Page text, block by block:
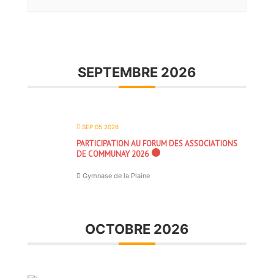
SEPTEMBRE 2026
SEP 05 2026
PARTICIPATION AU FORUM DES ASSOCIATIONS
DE COMMUNAY 2026
Gymnase de la Plaine
OCTOBRE 2026